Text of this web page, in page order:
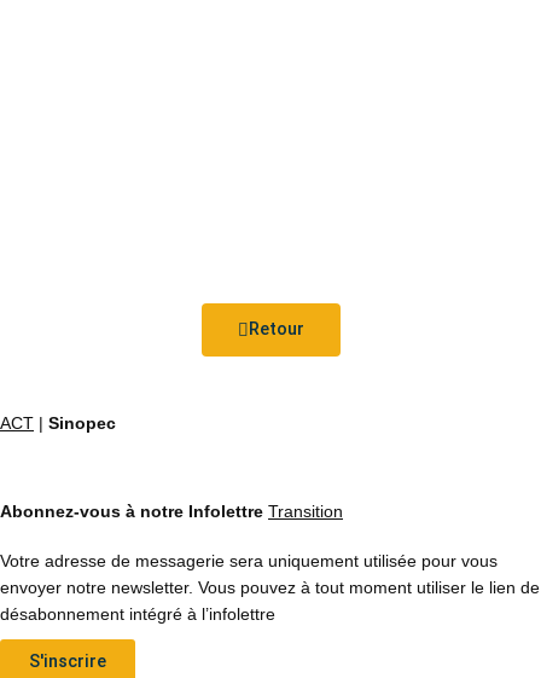
Retour
ACT | Sinopec
Abonnez-vous à notre Infolettre Transition
Votre adresse de messagerie sera uniquement utilisée pour vous
envoyer notre newsletter. Vous pouvez à tout moment utiliser le lien de
désabonnement intégré à l’infolettre
S'inscrire